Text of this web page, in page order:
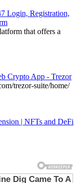
Login, Registration,
that offers a
Crypto App - Trezor
trezor-suite/home/
| NFTs and DeFi